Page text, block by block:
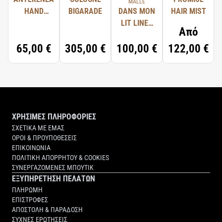
HAND
65,00 €
BIGARADE
305,00 €
MALLE
DANS MON
LIT LINEN
100,00 €
HAIR MIST
Από
122,00 €
ΧΡΗΣΙΜΕΣ ΠΛΗΡΟΦΟΡΙΕΣ
ΣΧΕΤΙΚΑ ΜΕ ΕΜΑΣ
ΟΡΟΙ & ΠΡΟΥΠΟΘΕΣΕΙΣ
ΕΠΙΚΟΙΝΩΝΙΑ
ΠΟΛΙΤΙΚΗ ΑΠΟΡΡΗΤΟΥ & COOKIES
ΣΥΝΕΡΓΑΖΟΜΕΝΕΣ ΜΠΟΥΤΙΚ
ΕΞΥΠΗΡΕΤΗΣΗ ΠΕΛΑΤΩΝ
ΠΛΗΡΩΜΗ
ΕΠΙΣΤΡΟΦΕΣ
ΑΠΟΣΤΟΛΗ & ΠΑΡΑΔΟΣΗ
ΣΥΧΝΕΣ ΕΡΩΤΗΣΕΙΣ